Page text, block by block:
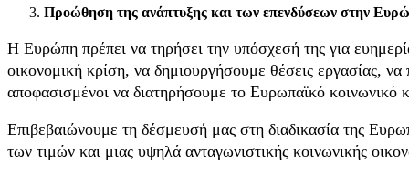
Προώθηση της ανάπτυξης και των επενδύσεων στην
Η Ευρώπη πρέπει να τηρήσει την υπόσχεσή της για
οικονομική κρίση, να δημιουργήσουμε θέσεις εργασίας,
αποφασισμένοι να διατηρήσουμε το Ευρωπαϊκό
Επιβεβαιώνουμε τη δέσμευσή μας στη διαδικασία της
των τιμών και μιας υψηλά ανταγωνιστικής κοινωνικής